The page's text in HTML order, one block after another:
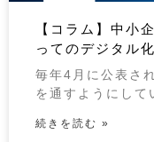
【コラム】中小
ってのデジタル
毎年4月に公表さ
を通すようにして
続きを読む »